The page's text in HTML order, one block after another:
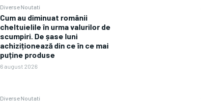
Diverse Noutati
Cum au diminuat românii
cheltuielile în urma valurilor de
scumpiri. De șase luni
achiziționează din ce în ce mai
puține produse
6 august 2026
Diverse Noutati